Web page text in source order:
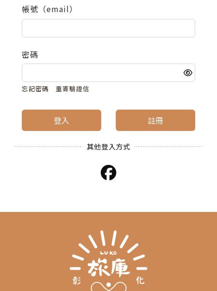
其他活動
帳號（email）
密碼
忘記密碼 重寄驗證信
登入 註冊